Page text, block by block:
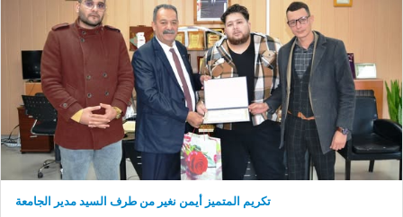
تكريم المتميز أيمن نغير من طرف السيد مدير الجامعة